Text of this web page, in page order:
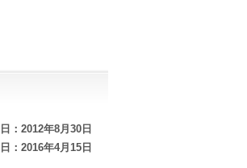
：2012年8月30日
：2016年4月15日